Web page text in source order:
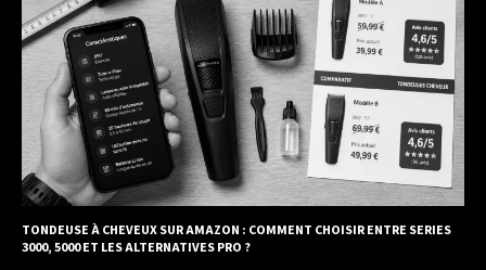
TONDEUSE À CHEVEUX SUR AMAZON : COMMENT CHOISIR ENTRE SERIES
3000, 5000 ET LES ALTERNATIVES PRO ?